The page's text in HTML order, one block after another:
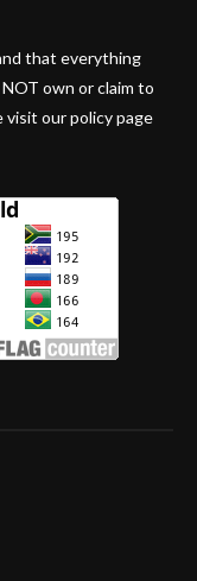
that everything
own or claim to
our policy page